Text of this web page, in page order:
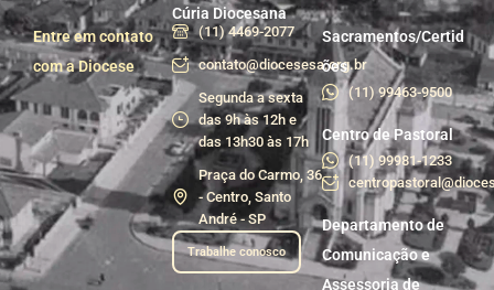
Entre em contato
com a Diocese
Cúria Diocesana
(11) 4469-2077
contato@diocesesa.org.br
Segunda a sexta
das 9h às 12h e
das 13h30 às 17h
Praça do Carmo, 36
- Centro, Santo
André - SP
Trabalhe conosco
Sacramentos/Certid
ões
(11) 99463-9500
Centro de Pastoral
(11) 99981-1233
Departamento de
Comunicação e
Assessoria de